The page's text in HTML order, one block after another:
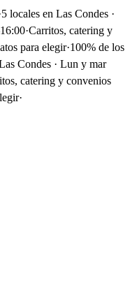
5 locales en Las Condes ·
·Carritos, catering y
para elegir·100% de los
Condes · Lun y mar
catering y convenios
·